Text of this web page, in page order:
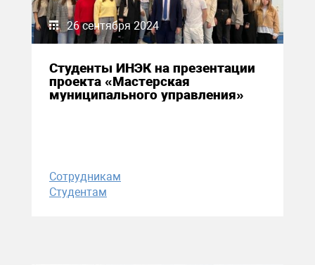
26 сентября 2024
Студенты ИНЭК на презентации
проекта «Мастерская
муниципального управления»
Сотрудникам
Студентам